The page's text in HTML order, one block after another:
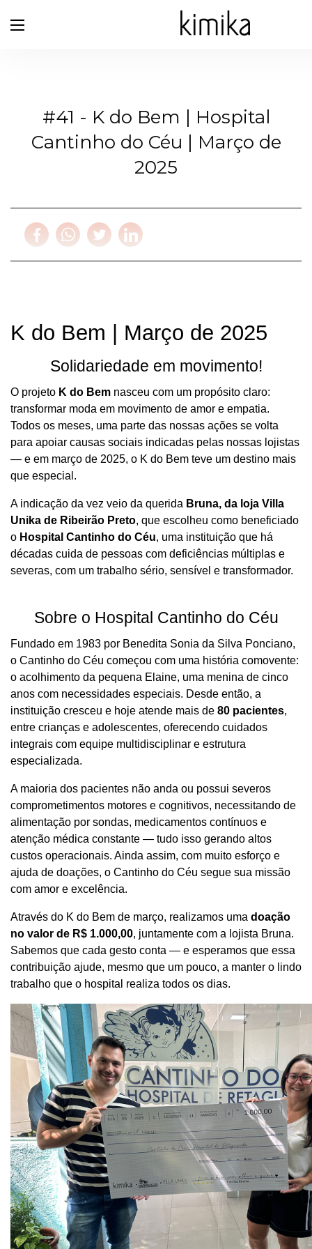
#41 - K do Bem | Hospital
Cantinho do Céu | Março de
2025
K do Bem | Março de 2025
Solidariedade em movimento!
O projeto K do Bem nasceu com um propósito claro:
transformar moda em movimento de amor e empatia.
Todos os meses, uma parte das nossas ações se volta
para apoiar causas sociais indicadas pelas nossas lojistas
— e em março de 2025, o K do Bem teve um destino mais
que especial.
A indicação da vez veio da querida Bruna, da loja Villa
Unika de Ribeirão Preto, que escolheu como beneficiado
o Hospital Cantinho do Céu, uma instituição que há
décadas cuida de pessoas com deficiências múltiplas e
severas, com um trabalho sério, sensível e transformador.
Sobre o Hospital Cantinho do Céu
Fundado em 1983 por Benedita Sonia da Silva Ponciano,
o Cantinho do Céu começou com uma história comovente:
o acolhimento da pequena Elaine, uma menina de cinco
anos com necessidades especiais. Desde então, a
instituição cresceu e hoje atende mais de 80 pacientes,
entre crianças e adolescentes, oferecendo cuidados
integrais com equipe multidisciplinar e estrutura
especializada.
A maioria dos pacientes não anda ou possui severos
comprometimentos motores e cognitivos, necessitando de
alimentação por sondas, medicamentos contínuos e
atenção médica constante — tudo isso gerando altos
custos operacionais. Ainda assim, com muito esforço e
ajuda de doações, o Cantinho do Céu segue sua missão
com amor e excelência.
Através do K do Bem de março, realizamos uma doação
no valor de R$ 1.000,00, juntamente com a lojista Bruna.
Sabemos que cada gesto conta — e esperamos que essa
contribuição ajude, mesmo que um pouco, a manter o lindo
trabalho que o hospital realiza todos os dias.